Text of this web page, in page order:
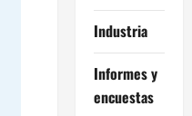
Industria
Informes y
encuestas